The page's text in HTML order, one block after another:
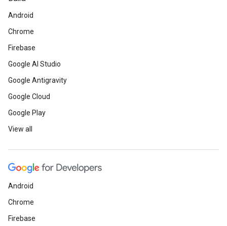
Android
Chrome
Firebase
Google AI Studio
Google Antigravity
Google Cloud
Google Play
View all
Android
Chrome
Firebase